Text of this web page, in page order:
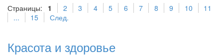
Страницы: 1 2 3 4 5 6 7 8 9 10
11
...
15 След.
Красота и здоровье